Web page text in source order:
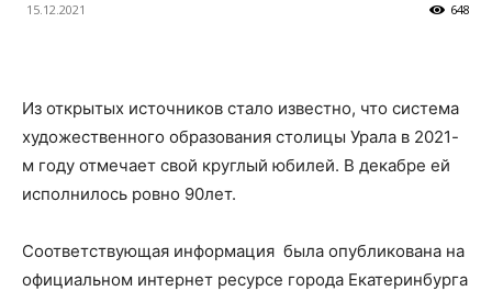
15.12.2021 648
Из открытых источников стало известно, что система
художественного образования столицы Урала в 2021-
м году отмечает свой круглый юбилей. В декабре ей
исполнилось ровно 90лет.
Соответствующая информация была опубликована на
официальном интернет ресурсе города Екатеринбурга